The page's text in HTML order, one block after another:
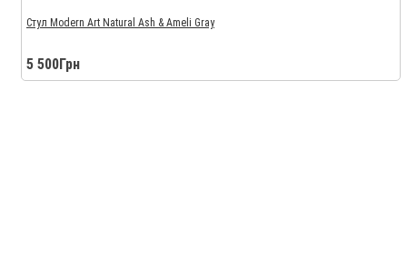
Стул Modern Art Natural Ash & Ameli Gray
5 500Грн